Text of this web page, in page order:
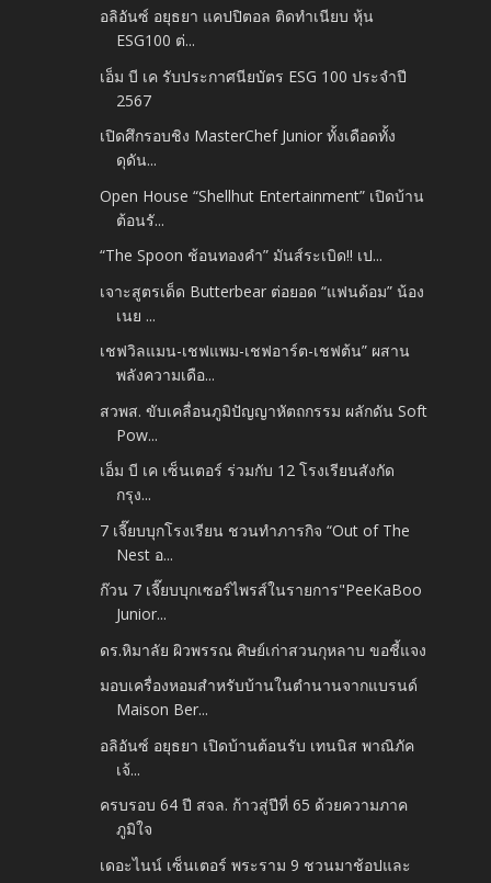
อลิอันซ์ อยุธยา แคปปิตอล ติดทำเนียบ หุ้น
ESG100 ต่...
เอ็ม บี เค รับประกาศนียบัตร ESG 100 ประจำปี
2567
เปิดศึกรอบชิง MasterChef Junior ทั้งเดือดทั้ง
ดุดัน...
Open House “Shellhut Entertainment” เปิดบ้าน
ต้อนรั...
“The Spoon ช้อนทองคำ” มันส์ระเบิด!! เป...
เจาะสูตรเด็ด Butterbear ต่อยอด “แฟนด้อม” น้อง
เนย ...
เชฟวิลแมน-เชฟแพม-เชฟอาร์ต-เชฟต้น” ผสาน
พลังความเดือ...
สวพส. ขับเคลื่อนภูมิปัญญาหัตถกรรม ผลักดัน Soft
Pow...
เอ็ม บี เค เซ็นเตอร์ ร่วมกับ 12 โรงเรียนสังกัด
กรุง...
7 เจี๊ยบบุกโรงเรียน ชวนทำภารกิจ “Out of The
Nest อ...
ก๊วน 7 เจี๊ยบบุกเซอร์ไพรส์ในรายการ"PeeKaBoo
Junior...
ดร.หิมาลัย ผิวพรรณ ศิษย์เก่าสวนกุหลาบ ขอชี้แจง
มอบเครื่องหอมสำหรับบ้านในตำนานจากแบรนด์
Maison Ber...
อลิอันซ์ อยุธยา เปิดบ้านต้อนรับ เทนนิส พาณิภัค
เจ้...
ครบรอบ 64 ปี สจล. ก้าวสู่ปีที่ 65 ด้วยความภาค
ภูมิใจ
เดอะไนน์ เซ็นเตอร์ พระราม 9 ชวนมาช้อปและ